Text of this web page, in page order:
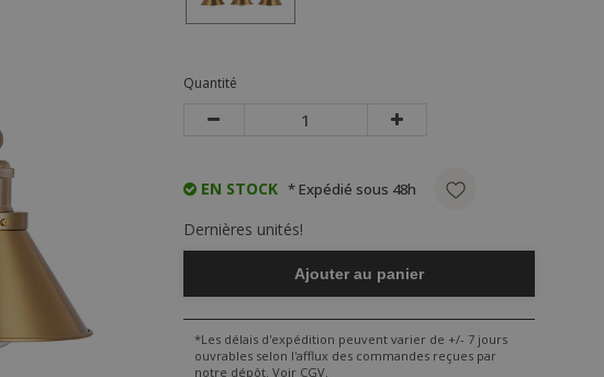
Quantité
EN STOCK * Expédié sous 48h
Dernières unités!
Ajouter au panier
*Les délais d'expédition peuvent varier de +/- 7 jours
ouvrables selon l'afflux des commandes reçues par
notre dépôt. Voir CGV.